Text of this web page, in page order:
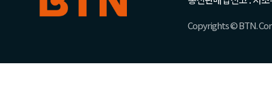
Copyrights © BTN.